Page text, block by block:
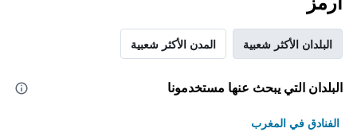
البلدان الأكثر شعبية المدن الأكثر شعبية
البلدان التي يبحث عنها مستخدمونا
الفنادق في المغرب